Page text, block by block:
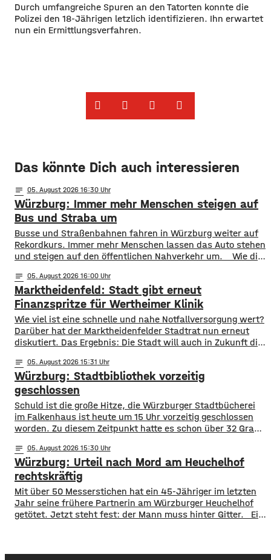
Durch umfangreiche Spuren an den Tatorten konnte die
Polizei den 18-Jährigen letzlich identifizieren. Ihn erwartet
nun ein Ermittlungsverfahren.
Das könnte Dich auch interessieren
notes 05. August 2026 16:30
Würzburg: Immer mehr Menschen steigen auf
Bus und Straba um
​​Busse und Straßenbahnen fahren in Würzburg weiter auf
Rekordkurs. Immer mehr Menschen lassen das Auto stehen
und steigen auf den öffentlichen Nahverkehr um. ​Wie die
so viele Fahrgäste transportiert wie nie zuvor. Insgesamt
waren knapp 18 Millionen Menschen im öffentlichen
Nahverkehr unterwegs. ​Besonders deutlich zeigt sich
notes 05. August 2026 16:00
Marktheidenfeld: Stadt gibt erneut
Finanzspritze für Wertheimer Klinik
​​Wie viel ist eine schnelle und nahe Notfallversorgung wert?
Darüber hat der Marktheidenfelder Stadtrat nun erneut
diskutiert. Das Ergebnis: Die Stadt will auch in Zukunft die
finanziell unterstützen. ​Über 31.000 Euro fließen in
diesem Jahr an den entsprechenden Förderverein des
Krankenhauses. Denn: Allein im letzten Jahr haben sich
120 Menschen aus Marktheidenfeld
notes 05. August 2026 15:31
Würzburg: Stadtbibliothek vorzeitig
geschlossen
Schuld ist die große Hitze, die Würzburger Stadtbücherei
im Falkenhaus ist heute um 15 Uhr vorzeitig geschlossen
worden. Zu diesem Zeitpunkt hatte es schon über 32 Grad
vorzeitige Schließung begründet die Stadt mit dem Schutz
der Gesundheit der Besucher, vor allem aber auch der
Beschäftigten in der Stadtbücherei. Das
notes 05. August 2026 15:30
Würzburg: Urteil nach Mord am Heuchelhof
rechtskräftig
​​Mit über 50 Messerstichen hat ein 45-Jähriger im letzten
Jahr seine frühere Partnerin am Würzburger Heuchelhof
getötet. Jetzt steht fest: der Mann muss hinter Gitter. ​Ein